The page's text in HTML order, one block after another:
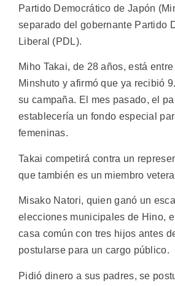
Partido Democrático de Japón
separado del gobernante Partido
Liberal (PDL).
Miho Takai, de 28 años, está
Minshuto y afirmó que ya recibió
su campaña. El mes pasado, el
establecería un fondo especial
femeninas.
Takai competirá contra un
que también es un miembro
Misako Natori, quien ganó un
elecciones municipales de Hino,
casa común con tres hijos antes
postularse para un cargo público.
Pidió dinero a sus padres, se